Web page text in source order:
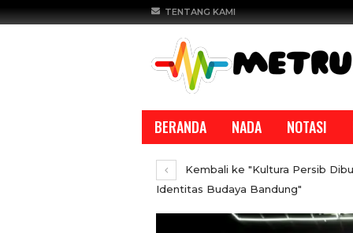
TENTANG KAMI
BERANDA NADA NOTASI
Kembali ke "Kultura Persib
Identitas Budaya Bandung"